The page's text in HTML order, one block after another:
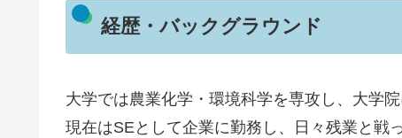
経歴・バックグラウンド
大学では農業化学・環境科学を専攻し、大学
現在はSEとして企業に勤務し、日々残業と戦